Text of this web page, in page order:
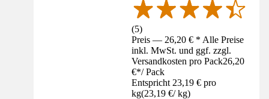
(5)
Preis — 26,20 € * Alle Preise
inkl. MwSt. und ggf. zzgl.
Versandkosten pro Pack26,20
€*/ Pack
Entspricht 23,19 € pro
kg(23,19 €/ kg)